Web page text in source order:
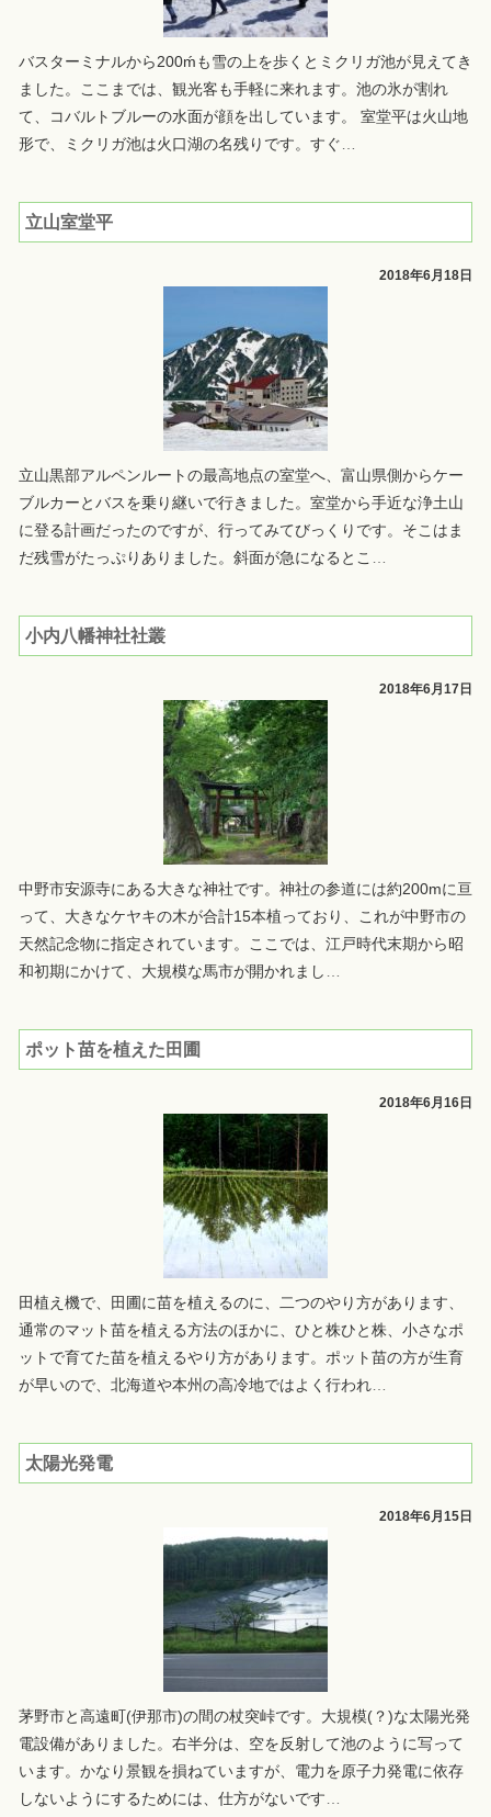
バスターミナルから200ḿも雪の上を歩くとミクリガ池が見えてき
ました。ここまでは、観光客も手軽に来れます。池の氷が割れ
て、コバルトブルーの水面が顔を出しています。 室堂平は火山地
形で、ミクリガ池は火口湖の名残りです。すぐ…
立山室堂平
2018年6月18日
立山黒部アルペンルートの最高地点の室堂へ、富山県側からケー
ブルカーとバスを乗り継いで行きました。室堂から手近な浄土山
に登る計画だったのですが、行ってみてびっくりです。そこはま
だ残雪がたっぷりありました。斜面が急になるとこ …
小内八幡神社社叢
2018年6月17日
中野市安源寺にある大きな神社です。神社の参道には約200mに亘
って、大きなケヤキの木が合計15本植っており、これが中野市の
天然記念物に指定されています。ここでは、江戸時代末期から昭
和初期にかけて、大規模な馬市が開かれまし …
ポット苗を植えた田圃
2018年6月16日
田植え機で、田圃に苗を植えるのに、二つのやり方があります、
通常のマット苗を植える方法のほかに、ひと株ひと株、小さなポ
ットで育てた苗を植えるやり方があります。ポット苗の方が生育
が早いので、北海道や本州の高冷地ではよく行われ…
太陽光発電
2018年6月15日
茅野市と高遠町(伊那市)の間の杖突峠です。大規模(？)な太陽光発
電設備がありました。右半分は、空を反射して池のように写って
います。かなり景観を損ねていますが、電力を原子力発電に依存
しないようにするためには、仕方がないです…